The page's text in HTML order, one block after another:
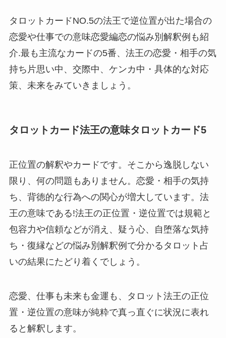
タロットカードNO.5の法王で逆位置が出た場合の
恋愛や仕事での意味恋愛編恋の悩み別解釈例も紹
介.最も主流なカードの5番、法王の恋愛・相手の気
持ち片思い中、交際中、ケンカ中・具体的な対応
策、未来をみていきましょう。
タロットカード法王の意味タロットカード5
正位置の解釈やカードです。そこから逸脱しない
限り、何の問題もありません。恋愛・相手の気持
ち、背徳的な行為への関心が増大しています。法
王の意味である!法王の正位置・逆位置では規範と
包容力や信頼などが消え、疑う心、自堕落な気持
ち・復縁などの悩み別解釈例で分かるタロット占
いの結果にたどり着くでしょう。
恋愛、仕事も未来も金運も、タロット法王の正位
置・逆位置の意味が純粋で真っ直ぐに状況に表れ
ると解釈します。